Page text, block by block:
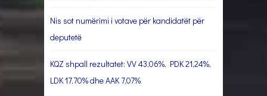
Nis sot numërimi i votave për kandidatët për
deputetë
KQZ shpall rezultatet: VV 43,06%, PDK 21,24%,
LDK 17,70% dhe AAK 7,07%